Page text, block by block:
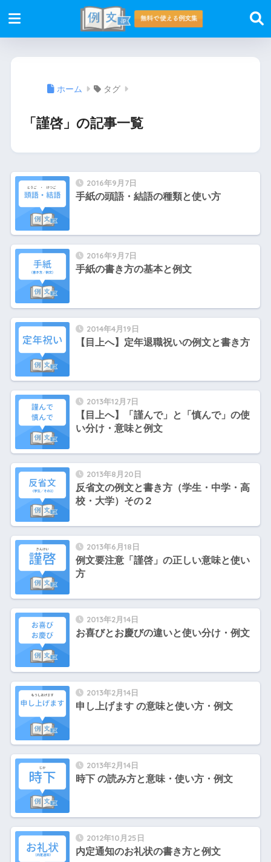
ホーム タグ
「謹啓」の記事一覧
2016年9月7日
手紙の頭語・結語の種類と使い方
2016年9月7日
手紙の書き方の基本と例文
2014年4月19日
【目上へ】定年退職祝いの例文と書き方
2013年12月7日
【目上へ】「謹んで」と「慎んで」の使
い分け・意味と例文
2013年8月20日
反省文の例文と書き方（学生・中学・高
校・大学）その２
2013年6月18日
例文要注意「謹啓」の正しい意味と使い
方
2013年2月14日
お喜びとお慶びの違いと使い分け・例文
2013年2月14日
申し上げます の意味と使い方・例文
2013年2月14日
時下 の読み方と意味・使い方・例文
2012年10月25日
内定通知のお礼状の書き方と例文